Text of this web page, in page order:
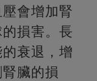
會增加腎
損害。長
衰退，增
臟的損